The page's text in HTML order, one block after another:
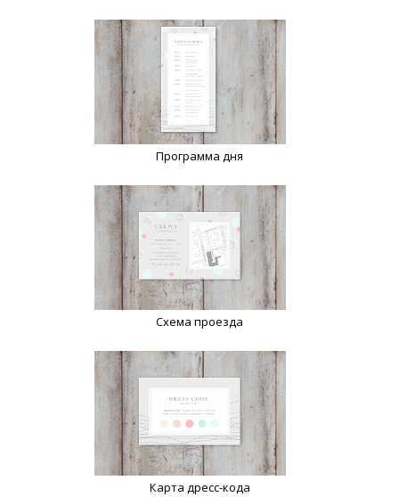
Программа дня
Схема проезда
Карта дресс-кода